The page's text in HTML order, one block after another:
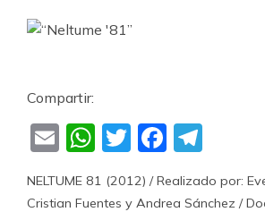
Compartir:
EmailWhatsApp
Twitter
NELTUME 81 (2012) / Realizado por:
Cristian Fuentes y Andrea Sánchez /